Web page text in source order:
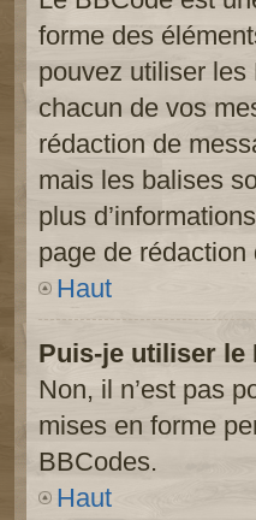
forme des
pouvez utiliser
chacun de vos
rédaction de
mais les balises
plus
page de rédaction
Haut
Puis-je utiliser le
Non, il n’est pas
mises en forme
BBCodes.
Haut